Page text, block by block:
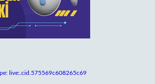
live:.cid.575569c608265c69